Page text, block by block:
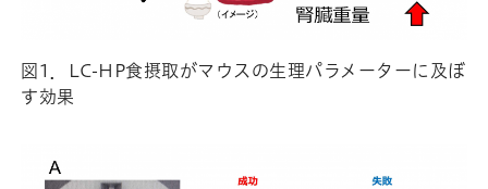
図1．LC-HP食摂取がマウスの生理パラメーターに及ぼ
す効果